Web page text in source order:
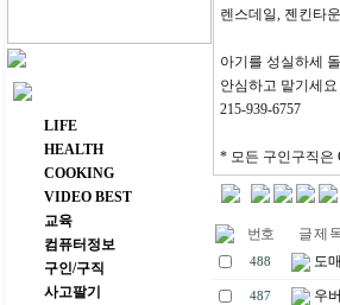
주요 메뉴
LIFE
HEALTH
COOKING
VIDEO BEST
교육
컴퓨터정보
구인/구직
사고팔기
렌스데일, 젠킨타
아기를 성실하세
안심하고 맡기세요
215-939-6757
* 모든 구인구직은
번호 글 제
488 도
487 우